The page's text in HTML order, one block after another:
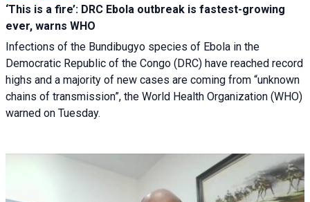
‘This is a fire’: DRC Ebola outbreak is fastest-growing
ever, warns WHO
Infections of the Bundibugyo species of Ebola in the
Democratic Republic of the Congo (DRC) have reached record
highs and a majority of new cases are coming from “unknown
chains of transmission”, the World Health Organization (WHO)
warned on Tuesday.